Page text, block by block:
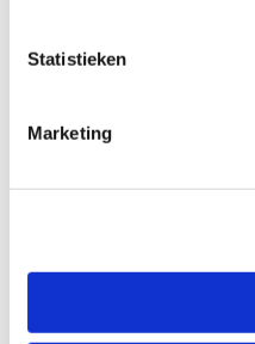
Statistieken
Marketing